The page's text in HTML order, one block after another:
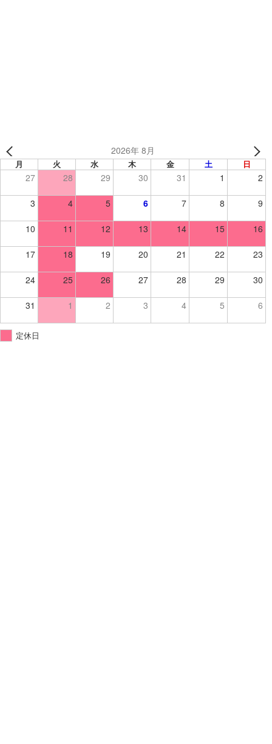
2026年 8月
月 火 水 木 金 土 日
27 28 29 30 31 1 2
3 4 5 6 7 8 9
10 11 12 13 14 15 16
17 18 19 20 21 22 23
24 25 26 27 28 29 30
31 1 2 3 4 5 6
定休日